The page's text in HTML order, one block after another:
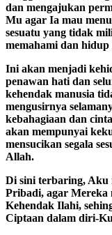
dan mengajukan
Mu agar Ia mau
sesuatu yang tidak
memahami dan
Ini akan menjadi
penawan hati dan
kehendak manusia
mengusirnya
kebahagiaan dan
akan mempunyai
mensucikan segala
Allah.
Di sini terbaring, Aku
Pribadi, agar Mereka
Kehendak Ilahi,
Ciptaan dalam diri-